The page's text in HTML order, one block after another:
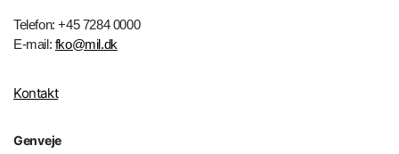
Telefon: +45 7284 0000
E-mail: fko@mil.dk
Kontakt
Genveje